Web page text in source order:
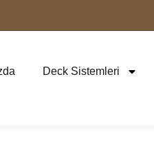
Deck Sistemleri